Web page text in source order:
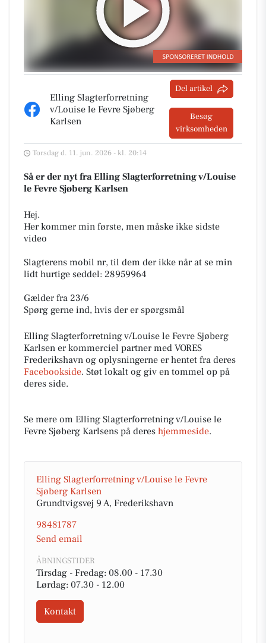
Elling Slagterforretning
v/Louise le Fevre Sjøberg
Karlsen
Del artikel
Besøg
virksomheden
Torsdag d. 11. jun. 2026 - kl. 20:14
Så er der nyt fra Elling Slagterforretning v/Louise
le Fevre Sjøberg Karlsen
Hej.
Her kommer min første, men måske ikke sidste
video
Slagterens mobil nr, til dem der ikke når at se min
lidt hurtige seddel: 28959964
Gælder fra 23/6
Spørg gerne ind, hvis der er spørgsmål
Elling Slagterforretning v/Louise le Fevre Sjøberg
Karlsen er kommerciel partner med VORES
Frederikshavn og oplysningerne er hentet fra deres
Facebookside. Støt lokalt og giv en tommel op på
deres side.
Se mere om Elling Slagterforretning v/Louise le
Fevre Sjøberg Karlsens på deres hjemmeside.
Elling Slagterforretning v/Louise le Fevre
Sjøberg Karlsen
Grundtvigsvej 9 A, Frederikshavn
98481787
Send email
ÅBNINGSTIDER
Tirsdag - Fredag: 08.00 - 17.30
Lørdag: 07.30 - 12.00
Kontakt